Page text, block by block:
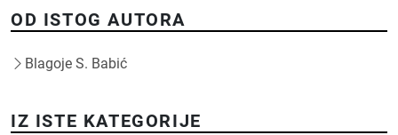
OD ISTOG AUTORA
Blagoje S. Babić
IZ ISTE KATEGORIJE